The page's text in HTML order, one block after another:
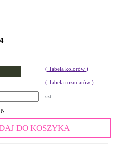
( Tabela kolorów )
( Tabela rozmiarów )
szt
DO KOSZYKA